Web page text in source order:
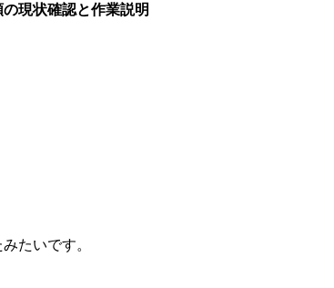
現状確認と作業説明
たいです。